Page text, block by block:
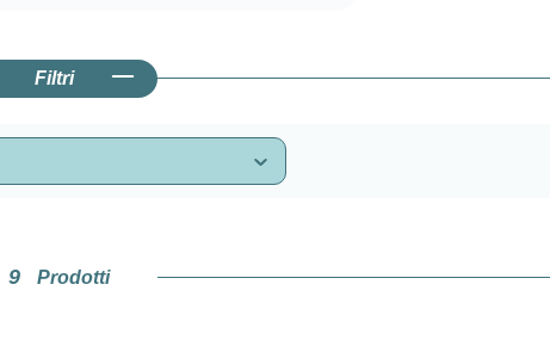
Filtri
9 Prodotti